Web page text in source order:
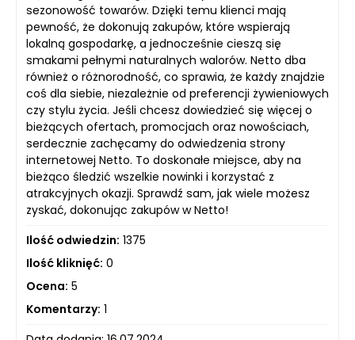
sezonowość towarów. Dzięki temu klienci mają
pewność, że dokonują zakupów, które wspierają
lokalną gospodarkę, a jednocześnie cieszą się
smakami pełnymi naturalnych walorów. Netto dba
również o różnorodność, co sprawia, że każdy znajdzie
coś dla siebie, niezależnie od preferencji żywieniowych
czy stylu życia. Jeśli chcesz dowiedzieć się więcej o
bieżących ofertach, promocjach oraz nowościach,
serdecznie zachęcamy do odwiedzenia strony
internetowej Netto. To doskonałe miejsce, aby na
bieżąco śledzić wszelkie nowinki i korzystać z
atrakcyjnych okazji. Sprawdź sam, jak wiele możesz
zyskać, dokonując zakupów w Netto!
Ilość odwiedzin: 1375
Ilość kliknięć: 0
Ocena: 5
Komentarzy: 1